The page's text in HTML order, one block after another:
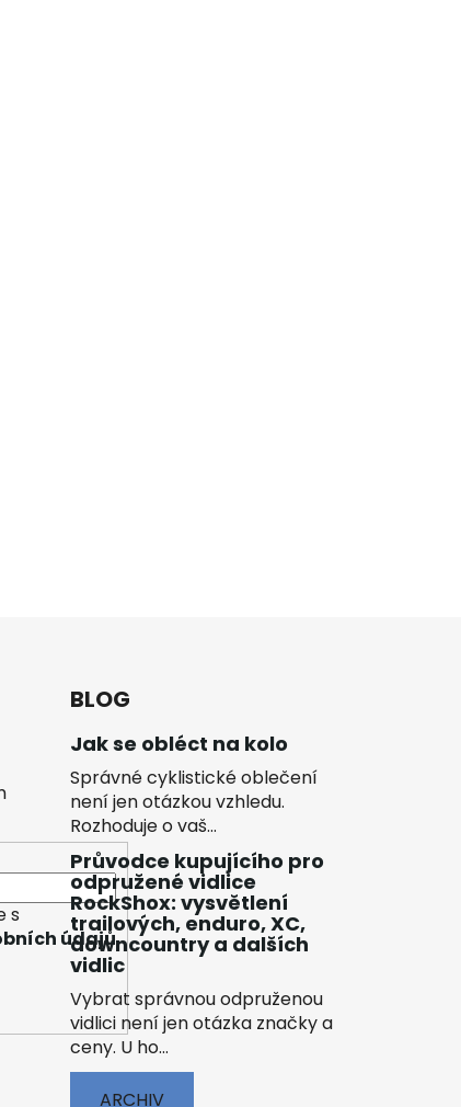
s
údajů
BLOG
Jak se obléct na kolo
Správné cyklistické oblečení
není jen otázkou vzhledu.
Rozhoduje o vaš...
Průvodce kupujícího pro
odpružené vidlice
RockShox: vysvětlení
trailových, enduro, XC,
downcountry a dalších
vidlic
Vybrat správnou odpruženou
vidlici není jen otázka značky a
ceny. U ho...
ARCHIV